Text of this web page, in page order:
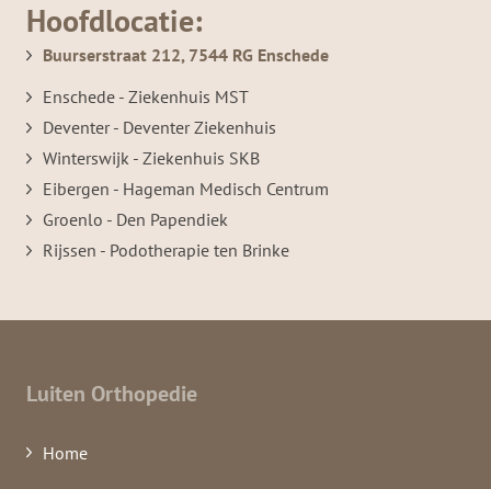
Hoofdlocatie:
Buurserstraat 212, 7544 RG Enschede
Enschede - Ziekenhuis MST
Deventer - Deventer Ziekenhuis
Winterswijk - Ziekenhuis SKB
Eibergen - Hageman Medisch Centrum
Groenlo - Den Papendiek
Rijssen - Podotherapie ten Brinke
Luiten Orthopedie
Home